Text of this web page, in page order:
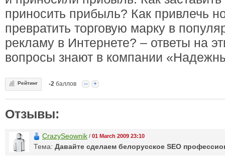
приносить прибыль? Как привлечь
превратить торговую марку в
рекламу в Интернете? – ответы на
вопросы знают в компании
Рейтинг -2 баллов -- +
Отзывы:
CrazySeownik / 01 March 2009 23:10
Тема: Давайте сделаем белорусское SEO